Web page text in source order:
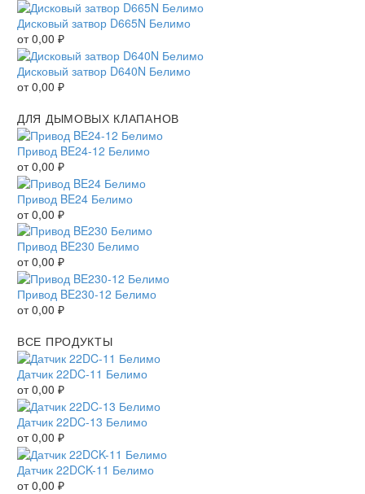
Дисковый затвор D665N Белимо
от0,00 ₽
Дисковый затвор D640N Белимо
от0,00 ₽
ДЛЯ ДЫМОВЫХ КЛАПАНОВ
Привод BE24-12 Белимо
от0,00 ₽
Привод BE24 Белимо
от0,00 ₽
Привод BE230 Белимо
от0,00 ₽
Привод BE230-12 Белимо
от0,00 ₽
ВСЕ ПРОДУКТЫ
Датчик 22DC-11 Белимо
от0,00 ₽
Датчик 22DC-13 Белимо
от0,00 ₽
Датчик 22DCK-11 Белимо
от0,00 ₽